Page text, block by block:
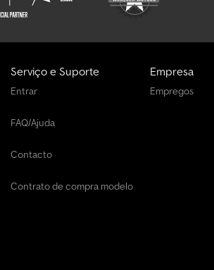
Serviço e Suporte
Entrar
FAQ/Ajuda
Contacto
Contrato de compra modelo
Empresa
Empregos